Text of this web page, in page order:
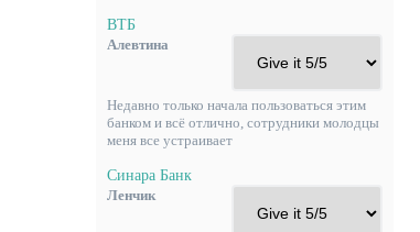
ВТБ
Алевтина
Недавно только начала пользоваться этим
банком и всё отлично, сотрудники молодцы
меня все устраивает
Синара Банк
Ленчик